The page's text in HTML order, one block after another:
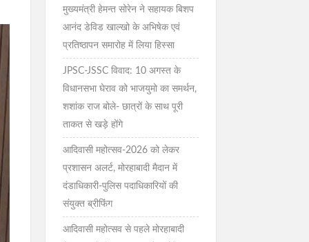
मुख्यमंत्री हेमन्त सोरेन ने सहायक बिशप
आनंद डेविड खाल्खो के अभिषेक एवं
प्रतिष्ठापन समारोह में लिया हिस्सा
JPSC-JSSC विवाद: 10 अगस्त के
विधानसभा घेराव को भाजयुमो का समर्थन,
शशांक राज बोले- छात्रों के साथ पूरी
ताकत से खड़े होंगे
आदिवासी महोत्सव-2026 को लेकर
प्रशासन अलर्ट, मोरहाबादी मैदान में
दंडाधिकारी-पुलिस पदाधिकारियों की
संयुक्त ब्रीफिंग
आदिवासी महोत्सव से पहले मोरहाबादी